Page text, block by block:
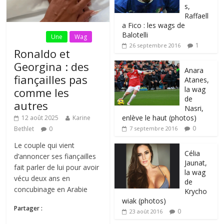
Une Wag
Ronaldo et
Georgina : des
fiançailles pas
comme les
autres
12 août 2025
Karine
Bethlet
0
Le couple qui vient
d’annoncer ses fiançailles
fait parler de lui pour avoir
vécu deux ans en
concubinage en Arabie
Partager :
s,
Raffaell
a Fico : les wags de
Balotelli
26 septembre 2016 1
Anara
Atanes,
la wag
de
Nasri,
enlève le haut (photos)
7 septembre 2016 0
Célia
Jaunat,
la wag
de
Krycho
wiak (photos)
23 août 2016 0